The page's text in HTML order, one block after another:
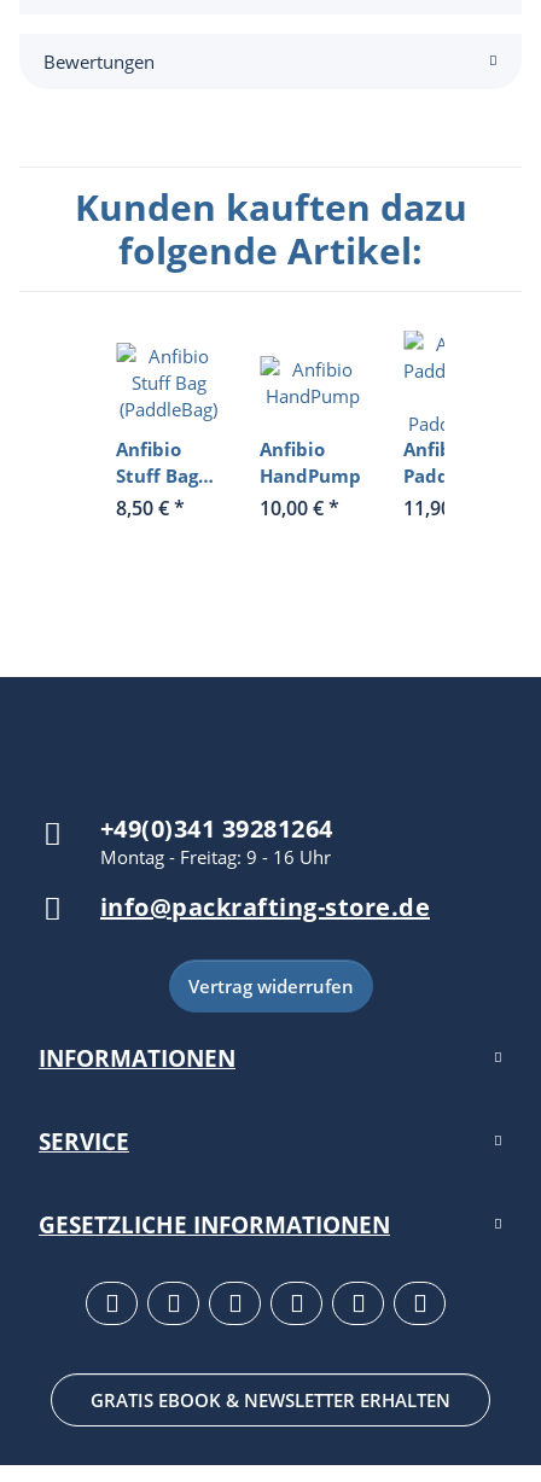
Bewertungen
Kunden kauften dazu
folgende Artikel:
Anfibio
Stuff Bag
(PaddleBag)
8,50 €*
Anfibio
HandPump
10,00 €*
Anfibio
PaddleLeash
-11,90 €
+49(0)341 39281264
Montag - Freitag: 9 - 16 Uhr
info@packrafting-store.de
Vertrag widerrufen
INFORMATIONEN
SERVICE
GESETZLICHE INFORMATIONEN
GRATIS EBOOK & NEWSLETTER ERHALTEN